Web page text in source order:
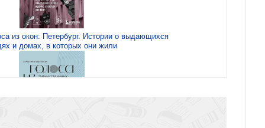
из окон: Петербург. Истории о выдающихся
и домах, в которых они жили